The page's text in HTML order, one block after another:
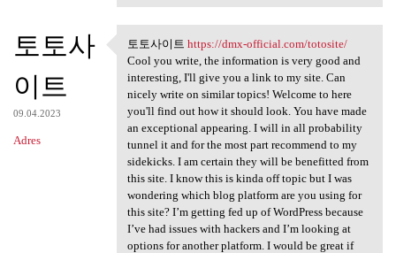
토토사
이트
09.04.2023
Adres
토토사이트 https://dmx-official
토토사이트 https://dmx-official.com/totosite/
Cool you write, the information is very good and
interesting, I'll give you a link to my site. Can
nicely write on similar topics! Welcome to here
you'll find out how it should look. You have made
an exceptional appearing. I will in all probability
tunnel it and for the most part recommend to my
sidekicks. I am certain they will be benefitted from
this site. I know this is kinda off topic but I was
wondering which blog platform are you using for
this site? I’m getting fed up of WordPress because
I’ve had issues with hackers and I’m looking at
options for another platform. I would be great if